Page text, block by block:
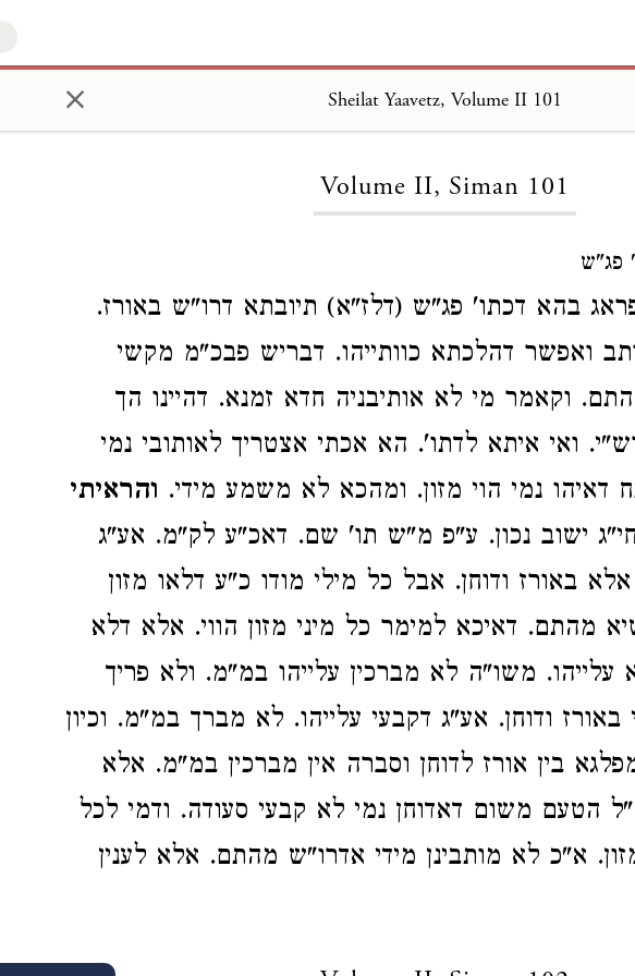
× Sheilat Yaavetz, Volume II 101
Volume II, Siman 101
פג"ש
בהא דכתו' פג"ש (דלז"א) תיובתא דרו"ש באורז.
ואפשר דהלכתא כוותייהו. דבריש פבכ"מ מקשי
וקאמר מי לא אותיבניה חדא זמנא. דהיינו הך
ואי איתא לדתו'. הא אכתי אצטריך לאותובי נמי
דאיהו נמי הוי מזון. ומהכא לא משמע מידי. והראיתי
ישוב נכון. ע"פ מ"ש תו' שם. דאכ"ע לק"מ. אע"ג
באורז ודוחן. אבל כל מילי מודו כ"ע דלאו מזון
מהתם. דאיכא למימר כל מיני מזון הווי. אלא דלא
עלייהו. משו"ה לא מברכין עלייהו במ"מ. ולא פריך
ודוחן. אע"ג דקבעי עלייהו. לא מברך במ"מ. וכיון
בין אורז לדוחן וסברה אין מברכין במ"מ. אלא
הטעם משום דאדוחן נמי לא קבעי סעודה. ודמי לכל
א"כ לא מותבינן מידי אדרו"ש מהתם. אלא לענין